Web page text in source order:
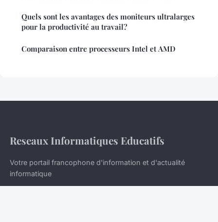
Quels sont les avantages des moniteurs ultralarges
pour la productivité au travail?
Comparaison entre processeurs Intel et AMD
Reseaux Informatiques Educatifs
Votre portail francophone d'information et d'actualité
informatique